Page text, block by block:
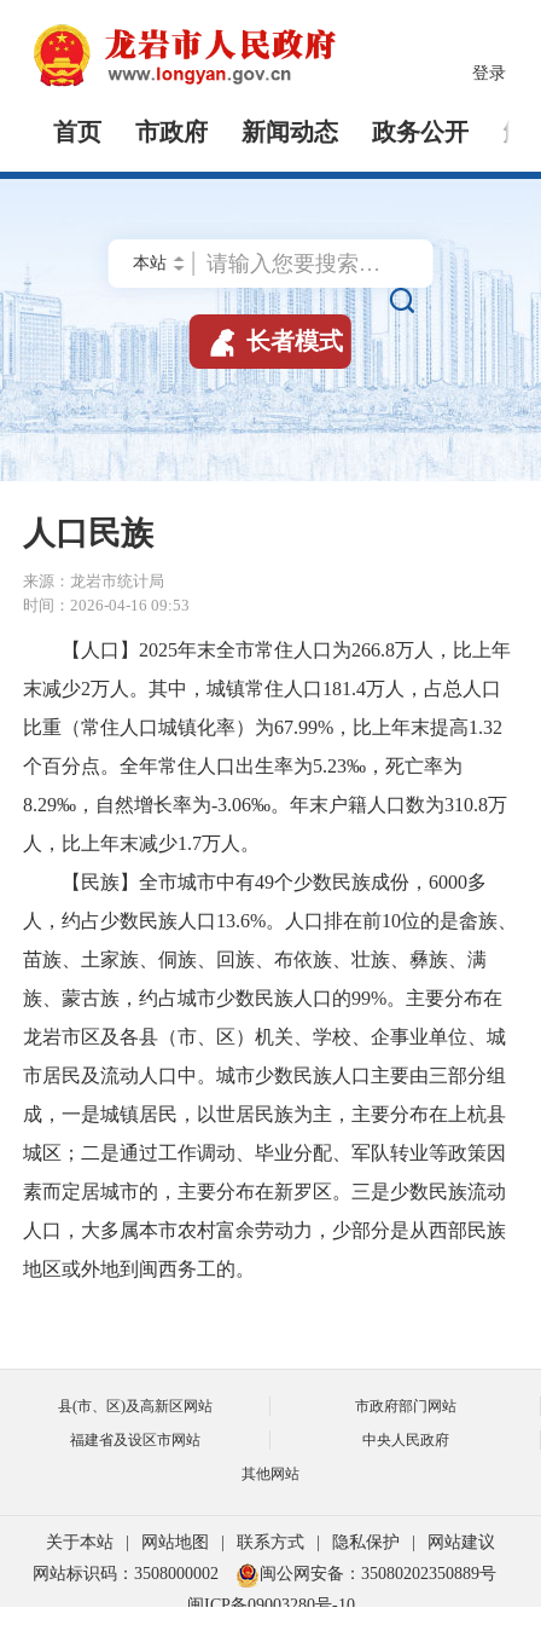
登录
首页 市政府 新闻动态 政务公开 解

 长者模式
人口民族
来源：龙岩市统计局
时间：2026-04-16 09:53
【人口】2025年末全市常住人口为266.8万人，比上年
末减少2万人。其中，城镇常住人口181.4万人，占总人口
比重（常住人口城镇化率）为67.99%，比上年末提高1.32
个百分点。全年常住人口出生率为5.23‰，死亡率为
8.29‰，自然增长率为-3.06‰。年末户籍人口数为310.8万
人，比上年末减少1.7万人。
【民族】全市城市中有49个少数民族成份，6000多
人，约占少数民族人口13.6%。人口排在前10位的是畲族、
苗族、土家族、侗族、回族、布依族、壮族、彝族、满
族、蒙古族，约占城市少数民族人口的99%。主要分布在
龙岩市区及各县（市、区）机关、学校、企事业单位、城
市居民及流动人口中。城市少数民族人口主要由三部分组
成，一是城镇居民，以世居民族为主，主要分布在上杭县
城区；二是通过工作调动、毕业分配、军队转业等政策因
素而定居城市的，主要分布在新罗区。三是少数民族流动
人口，大多属本市农村富余劳动力，少部分是从西部民族
地区或外地到闽西务工的。
县(市、区)及高新区网站
市政府部门网站
福建省及设区市网站
中央人民政府
其他网站
关于本站 网站地图 联系方式 隐私保护
网站建议
网站标识码：3508000002
闽公网安备：35080202350889号
闽ICP备09003280号-10